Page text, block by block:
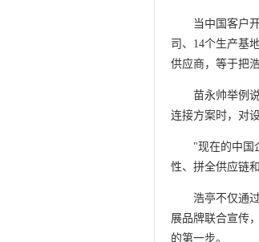
当中国客户
司、14个生产基
供应商，等于把
苗永帅举例
连接方案时，对
"现在的中国
性、拼全供应链
浩亭不仅通
展品牌联合宣传
的第一步。